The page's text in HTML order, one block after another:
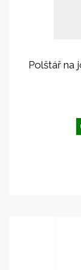
Polštář na